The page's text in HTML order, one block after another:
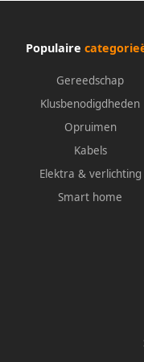
Populaire
Gereedschap
Klusbenodigdheden
Opruimen
Kabels
Elektra & verlichting
Smart home